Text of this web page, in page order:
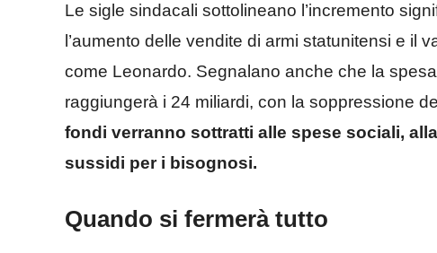
Le sigle sindacali sottolineano l’incremento
l’aumento delle vendite di armi statunitensi e il
come Leonardo. Segnalano anche che la
raggiungerà i 24 miliardi, con la soppressione
fondi verranno sottratti alle spese sociali,
sussidi per i bisognosi.
Quando si fermerà tutto